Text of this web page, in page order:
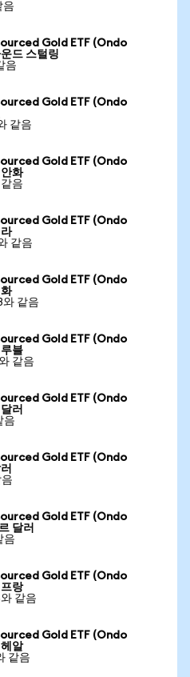
음
Gold ETF (Ondo
드 스털링
음
Gold ETF (Ondo
같음
Gold ETF (Ondo
화
음
Gold ETF (Ondo
같음
Gold ETF (Ondo
같음
Gold ETF (Ondo
블
같음
Gold ETF (Ondo
러
음
Gold ETF (Ondo
Gold ETF (Ondo
달러
음
Gold ETF (Ondo
랑
같음
Gold ETF (Ondo
알
같음